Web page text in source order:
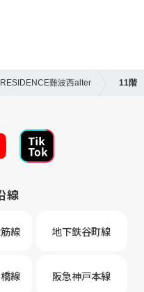
難波西alter 11階
線
線 地下鉄谷町線
線 阪急神戸本線